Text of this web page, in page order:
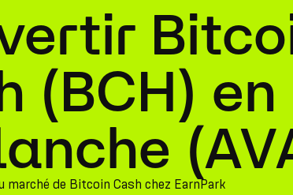
(BCH) en
marché de Bitcoin Cash chez EarnPark